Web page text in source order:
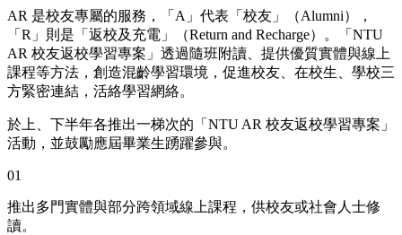
AR 是校友專屬的服務，「A」代表「校友」（Alumni），
「R」則是「返校及充電」（Return and Recharge）。「NTU
AR 校友返校學習專案」透過隨班附讀、提供優質實體與線上
課程等方法，創造混齡學習環境，促進校友、在校生、學校三
方緊密連結，活絡學習網絡。
於上、下半年各推出一梯次的「NTU AR 校友返校學習專案」
活動，並鼓勵應屆畢業生踴躍參與。
01
推出多門實體與部分跨領域線上課程，供校友或社會人士修
讀。